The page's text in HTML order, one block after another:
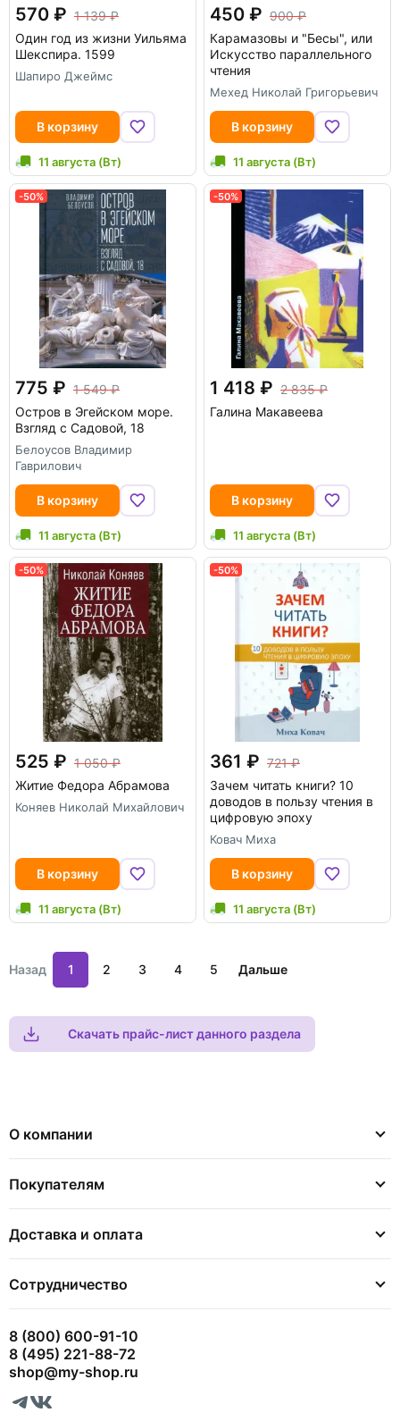
570
1 139
Один год из жизни Уильяма
Шекспира. 1599
Шапиро Джеймс
В корзину
11 августа (Вт)
450
900
Карамазовы и "Бесы", или
Искусство параллельного
чтения
Мехед Николай Григорьевич
В корзину
11 августа (Вт)
-50%
775
1 549
Остров в Эгейском море.
Взгляд с Садовой, 18
Белоусов Владимир
Гаврилович
В корзину
11 августа (Вт)
-50%
1 418
2 835
Галина Макавеева
В корзину
11 августа (Вт)
-50%
525
1 050
Житие Федора Абрамова
Коняев Николай Михайлович
В корзину
11 августа (Вт)
-50%
361
721
Зачем читать книги? 10
доводов в пользу чтения в
цифровую эпоху
Ковач Миха
В корзину
11 августа (Вт)
Назад 1 2 3 4 5 Дальше
Скачать прайс-лист данного раздела
О компании
Покупателям
Доставка и оплата
Сотрудничество
8 (800) 600-91-10
8 (495) 221-88-72
shop@my-shop.ru